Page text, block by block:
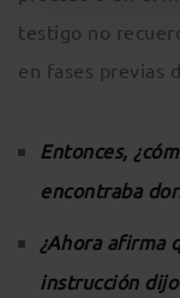
testigo no
en fases previas
Entonces,
encontraba
¿Ahora afirma
instrucción